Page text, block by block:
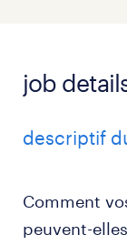
job
descriptif
Comment
peuvent-